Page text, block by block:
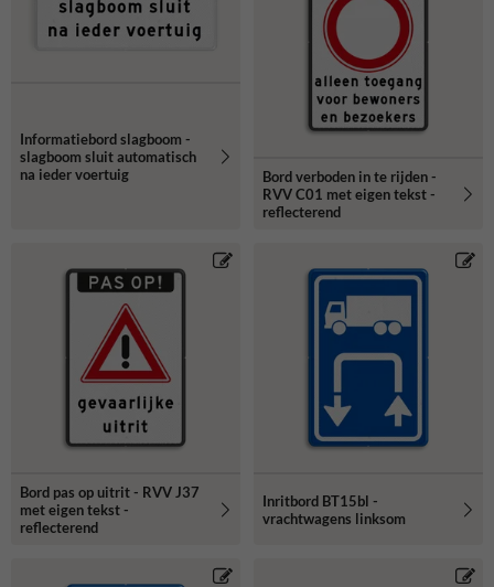
Informatiebord slagboom -
slagboom sluit automatisch
na ieder voertuig
Bord verboden in te rijden -
RVV C01 met eigen tekst -
reflecterend
Bord pas op uitrit - RVV J37
met eigen tekst -
reflecterend
Inritbord BT15bl -
vrachtwagens linksom